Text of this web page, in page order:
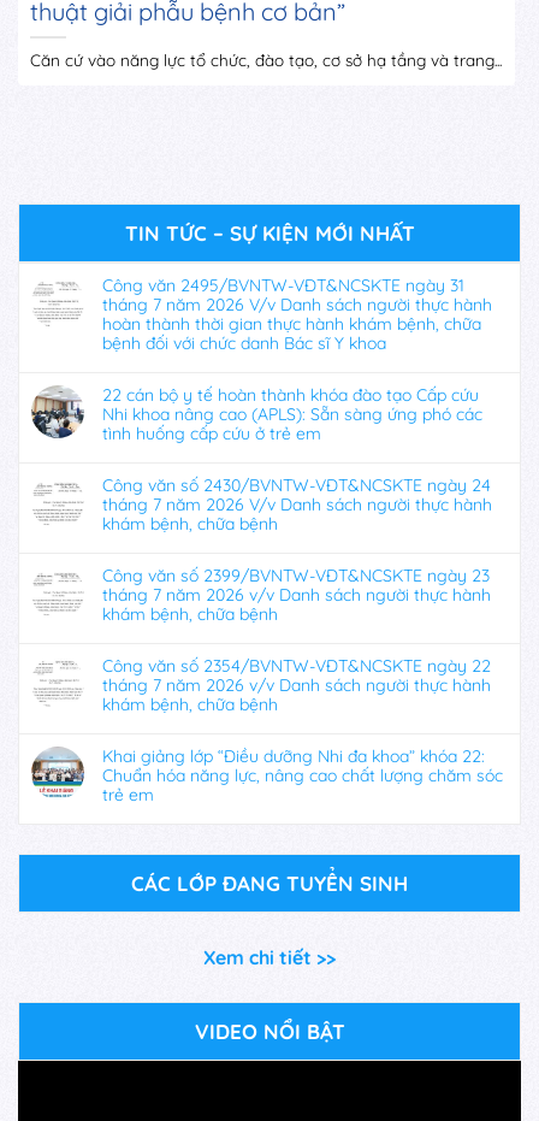
thuật giải phẫu bệnh cơ bản”
Căn cứ vào năng lực tổ chức, đào tạo, cơ sở hạ tầng và trang...
TIN TỨC – SỰ KIỆN MỚI NHẤT
Công văn 2495/BVNTW-VĐT&NCSKTE ngày 31
tháng 7 năm 2026 V/v Danh sách người thực hành
hoàn thành thời gian thực hành khám bệnh, chữa
bệnh đối với chức danh Bác sĩ Y khoa
22 cán bộ y tế hoàn thành khóa đào tạo Cấp cứu
Nhi khoa nâng cao (APLS): Sẵn sàng ứng phó các
tình huống cấp cứu ở trẻ em
Công văn số 2430/BVNTW-VĐT&NCSKTE ngày 24
tháng 7 năm 2026 V/v Danh sách người thực hành
khám bệnh, chữa bệnh
Công văn số 2399/BVNTW-VĐT&NCSKTE ngày 23
tháng 7 năm 2026 v/v Danh sách người thực hành
khám bệnh, chữa bệnh
Công văn số 2354/BVNTW-VĐT&NCSKTE ngày 22
tháng 7 năm 2026 v/v Danh sách người thực hành
khám bệnh, chữa bệnh
Khai giảng lớp “Điều dưỡng Nhi đa khoa” khóa 22:
Chuẩn hóa năng lực, nâng cao chất lượng chăm sóc
trẻ em
CÁC LỚP ĐANG TUYỂN SINH
Xem chi tiết >>
VIDEO NỔI BẬT